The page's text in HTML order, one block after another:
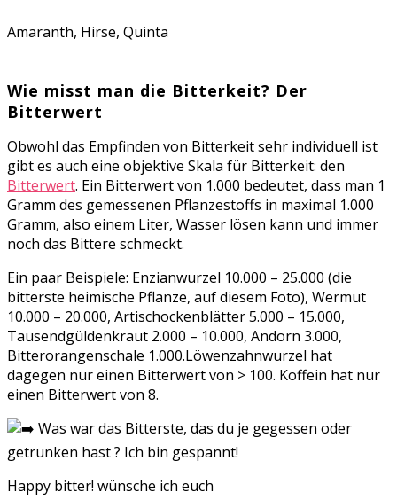
Amaranth, Hirse, Quinta
Wie misst man die Bitterkeit? Der
Bitterwert
Obwohl das Empfinden von Bitterkeit sehr individuell ist
gibt es auch eine objektive Skala für Bitterkeit: den
Bitterwert. Ein Bitterwert von 1.000 bedeutet, dass man 1
Gramm des gemessenen Pflanzestoffs in maximal 1.000
Gramm, also einem Liter, Wasser lösen kann und immer
noch das Bittere schmeckt.
Ein paar Beispiele: Enzianwurzel 10.000 – 25.000 (die
bitterste heimische Pflanze, auf diesem Foto), Wermut
10.000 – 20.000, Artischockenblätter 5.000 – 15.000,
Tausendgüldenkraut 2.000 – 10.000, Andorn 3.000,
Bitterorangenschale 1.000.Löwenzahnwurzel hat
dagegen nur einen Bitterwert von > 100. Koffein hat nur
einen Bitterwert von 8.
Was war das Bitterste, das du je gegessen oder
getrunken hast ? Ich bin gespannt!
Happy bitter! wünsche ich euch